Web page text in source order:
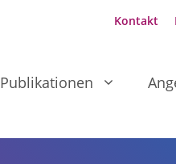
Kontakt
Publikationen